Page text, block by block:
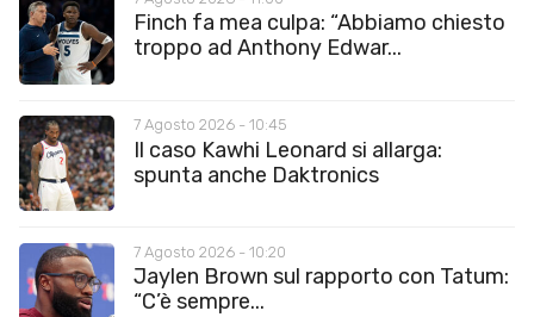
Finch fa mea culpa: “Abbiamo chiesto
troppo ad Anthony Edwar...
7 Agosto 2026 - 10:45
Il caso Kawhi Leonard si allarga:
spunta anche Daktronics
7 Agosto 2026 - 10:20
Jaylen Brown sul rapporto con Tatum:
“C’è sempre...